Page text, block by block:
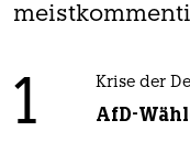
1 Krise der
AfD-